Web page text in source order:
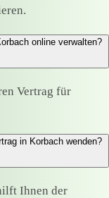
online verwalten?
Vertrag für
in Korbach wenden?
Ihnen der